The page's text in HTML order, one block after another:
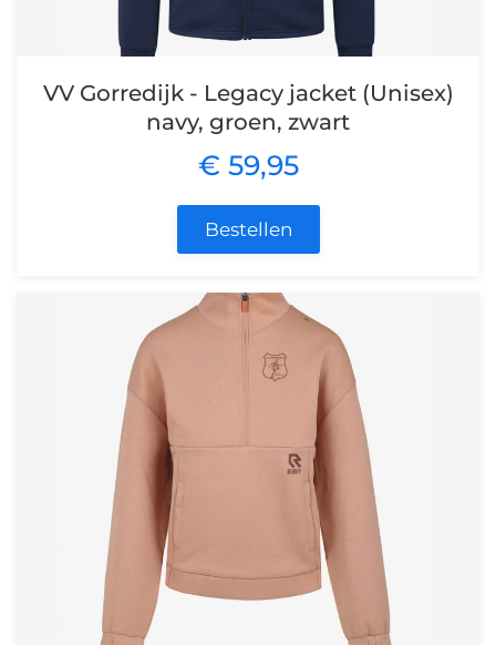
VV Gorredijk - Legacy jacket (Unisex)
navy, groen, zwart
€ 59,95
Bestellen